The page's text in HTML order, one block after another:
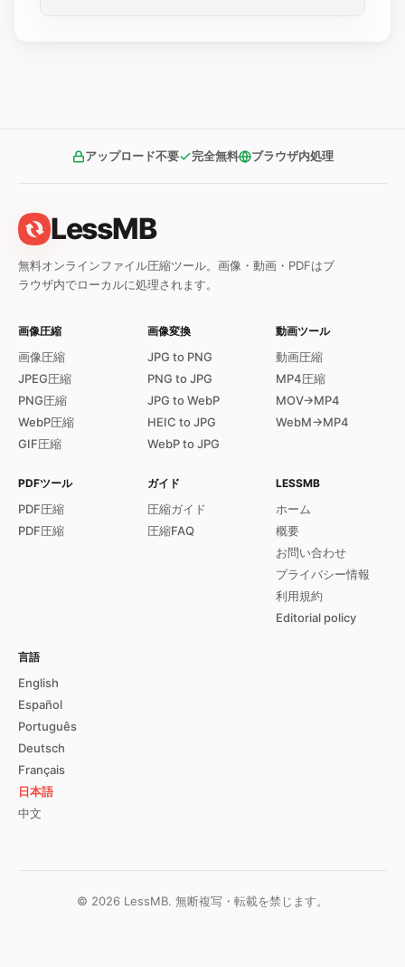
アップロード不要 完全無料 ブラウザ内処理
LessMB
無料オンラインファイル圧縮ツール。画像・動画・PDFはブ
ラウザ内でローカルに処理されます。
画像圧縮
画像圧縮
JPEG圧縮
PNG圧縮
WebP圧縮
GIF圧縮
画像変換
JPG to PNG
PNG to JPG
JPG to WebP
HEIC to JPG
WebP to JPG
動画ツール
動画圧縮
MP4圧縮
MOV→MP4
WebM→MP4
PDFツール
PDF圧縮
PDF圧縮
ガイド
圧縮ガイド
圧縮FAQ
LESSMB
ホーム
概要
お問い合わせ
プライバシー情報
利用規約
Editorial policy
言語
English
Español
Português
Deutsch
Français
日本語
中文
© 2026 LessMB. 無断複写・転載を禁じます。